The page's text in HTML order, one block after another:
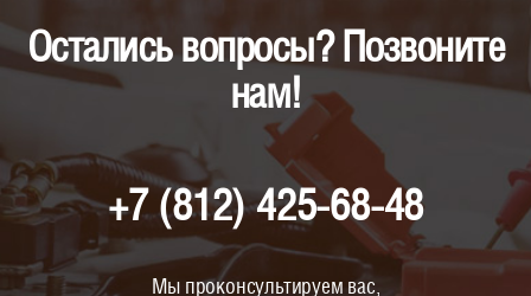
Остались вопросы? Позвоните
нам!
+7 (812) 425-68-48
Мы проконсультируем вас,